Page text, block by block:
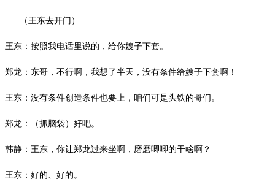
（王东去开门）
王东：按照我电话里说的，给你嫂子下套。
郑龙：东哥，不行啊，我想了半天，没有条件给嫂子下套啊！
王东：没有条件创造条件也要上，咱们可是头铁的哥们。
郑龙：（抓脑袋）好吧。
韩静：王东，你让郑龙过来坐啊，磨磨唧唧的干啥啊？
王东：好的、好的。